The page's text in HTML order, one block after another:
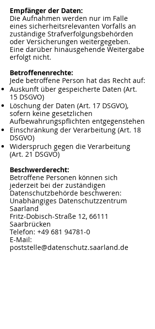
Empfänger der Daten:
Die Aufnahmen werden nur im Falle
eines sicherheitsrelevanten Vorfalls an
zuständige Strafverfolgungsbehörden
oder Versicherungen weitergegeben.
Eine darüber hinausgehende Weitergabe
erfolgt nicht.
Betroffenenrechte:
Jede betroffene Person hat das Recht auf:
Auskunft über gespeicherte Daten (Art.
15 DSGVO)
Löschung der Daten (Art. 17 DSGVO),
sofern keine gesetzlichen
Aufbewahrungspflichten entgegenstehen
Einschränkung der Verarbeitung (Art. 18
DSGVO)
Widerspruch gegen die Verarbeitung
(Art. 21 DSGVO)
Beschwerderecht:
Betroffene Personen können sich
jederzeit bei der zuständigen
Datenschutzbehörde beschweren:
Unabhängiges Datenschutzzentrum
Saarland
Fritz-Dobisch-Straße 12, 66111
Saarbrücken
Telefon: +49 681 94781-0
E-Mail:
poststelle@datenschutz.saarland.de